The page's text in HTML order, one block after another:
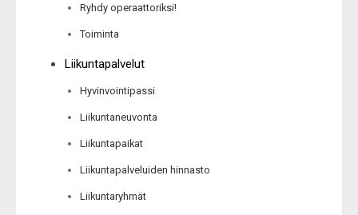
Ryhdy operaattoriksi!
Toiminta
Liikuntapalvelut
Hyvinvointipassi
Liikuntaneuvonta
Liikuntapaikat
Liikuntapalveluiden hinnasto
Liikuntaryhmät